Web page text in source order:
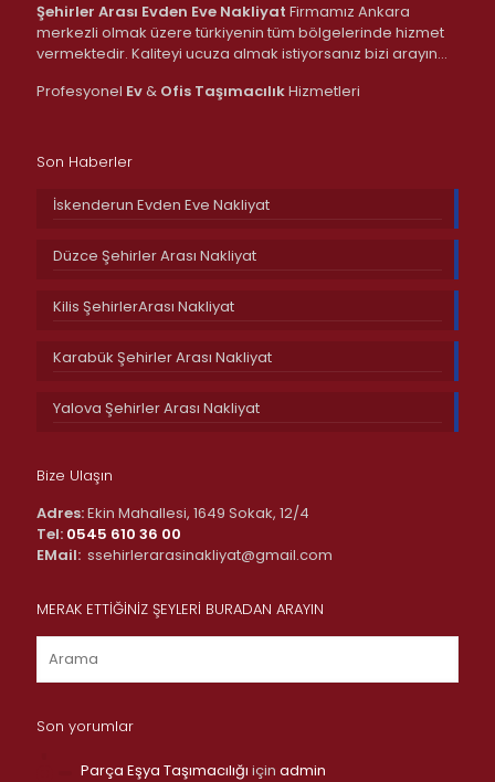
Şehirler Arası Evden Eve Nakliyat Firmamız Ankara
merkezli olmak üzere türkiyenin tüm bölgelerinde hizmet
vermektedir. Kaliteyi ucuza almak istiyorsanız bizi arayın…
Profesyonel Ev& Ofis TaşımacılıkHizmetleri
Son Haberler
İskenderun Evden Eve Nakliyat
Düzce Şehirler Arası Nakliyat
Kilis ŞehirlerArası Nakliyat
Karabük Şehirler Arası Nakliyat
Yalova Şehirler Arası Nakliyat
Bize Ulaşın
Adres:Ekin Mahallesi, 1649 Sokak, 12/4
Tel: 0545 610 36 00
EMail: ssehirlerarasinakliyat@gmail.com
MERAK ETTİĞİNİZ ŞEYLERİ BURADAN ARAYIN
Son yorumlar
Parça Eşya Taşımacılığı için admin